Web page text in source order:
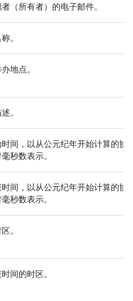
（所有者）的电子邮件。
。
地点。
。
间，以从公元纪年开始计算的协
秒数表示。
间，以从公元纪年开始计算的协
秒数表示。
。
间的时区。